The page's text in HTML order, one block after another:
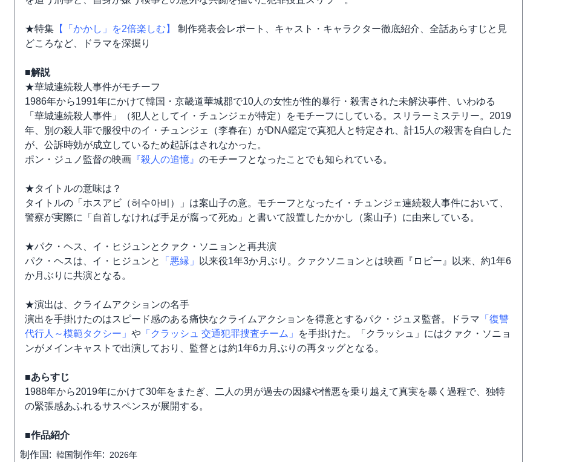
★特集 【「かかし」を2倍楽しむ】
制作発表会レポート、キャスト・キャラクター徹底紹介、全話あらすじと見
どころなど、ドラマを深掘り
■解説
★華城連続殺人事件がモチーフ
1986年から1991年にかけて韓国・京畿道華城郡で10人の女性が性的暴行・殺害された未解決事件、いわゆる
「華城連続殺人事件」（犯人としてイ・チュンジェが特定）をモチーフにしている。スリラーミステリー。2019
年、別の殺人罪で服役中のイ・チュンジェ（李春在）がDNA鑑定で真犯人と特定され、計15人の殺害を自白した
が、公訴時効が成立しているため起訴はされなかった。
ポン・ジュノ監督の映画 『殺人の追憶』 のモチーフとなったことでも知られている。
★タイトルの意味は？
タイトルの「ホスアビ（허수아비）」は案山子の意。モチーフとなったイ・チュンジェ連続殺人事件において、
警察が実際に「自首しなければ手足が腐って死ぬ」と書いて設置したかかし（案山子）に由来している。
★パク・ヘス、イ・ヒジュンとクァク・ソニョンと再共演
パク・ヘスは、イ・ヒジュンと
「悪縁」
以来役1年3か月ぶり。クァクソニョンとは映画『ロビー』以来、約1年6
か月ぶりに共演となる。
★演出は、クライムアクションの名手
演出を手掛けたのはスピード感のある痛快なクライムアクションを得意とするパク・ジュヌ監督。ドラマ 「復讐
代行人～模範タクシー」 や 「クラッシュ 交通犯罪捜査チーム」
を手掛けた。「クラッシュ」にはクァク・ソニョ
ンがメインキャストで出演しており、監督とは約1年6カ月ぶりの再タッグとなる。
■あらすじ
1988年から2019年にかけて30年をまたぎ、二人の男が過去の因縁や憎悪を乗り越えて真実を暴く過程で、独特
の緊張感あふれるサスペンスが展開する。
■作品紹介
制作国: 韓国制作年: 2026年